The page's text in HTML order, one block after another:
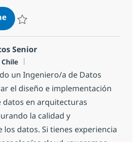
Experto/Especialista en Sistema
Senior
un Ingeniero/a de Datos
el diseño e implementación
datos en arquitecturas
la calidad y
datos. Si tienes experiencia